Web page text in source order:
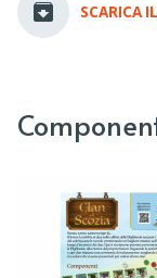
SCARICA